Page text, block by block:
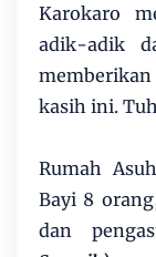
Karokaro
adik-adik
kasih ini.
Rumah
Bayi 8
dan